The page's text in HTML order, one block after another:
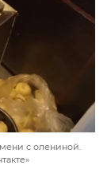
с олениной.